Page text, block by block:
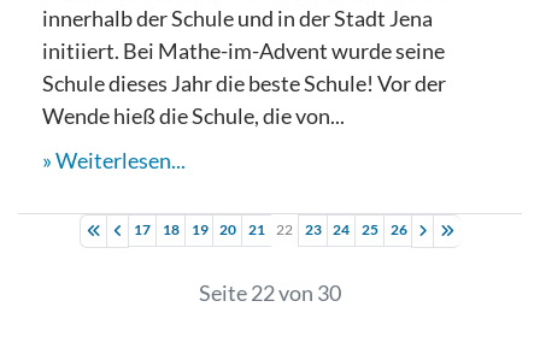
innerhalb der Schule und in der Stadt Jena
initiiert. Bei Mathe-im-Advent wurde seine
Schule dieses Jahr die beste Schule! Vor der
Wende hieß die Schule, die von...
Weiterlesen...
17 18 19 20 21 22 23 24 25 26
Seite 22 von 30